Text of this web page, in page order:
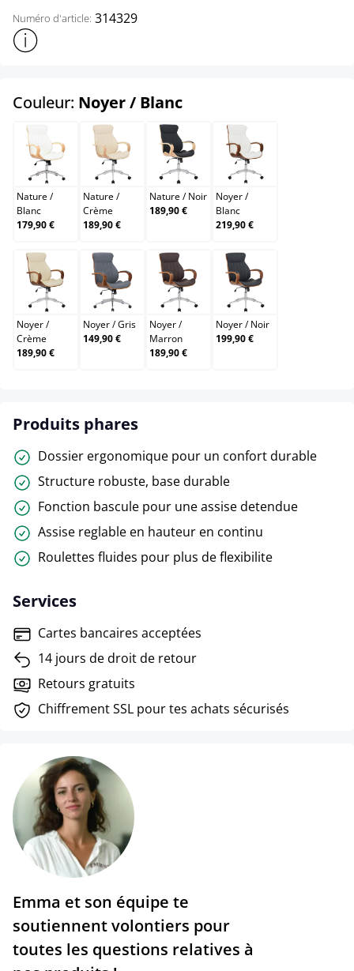
Numéro d'article: 314329
Afficher plus d'informations sur le produit
Couleur: Noyer / Blancselect
Nature / Blanc
Nature/
Blanc
179,90 €
Nature / Crème
Nature/
Crème
189,90 €
Nature / Noir
Nature/Noir
189,90 €
Noyer / Blanc
Noyer/
Blanc
219,90 €
Noyer / Crème
Noyer/
Crème
189,90 €
Noyer / Gris
Noyer/Gris
149,90 €
Noyer / Marron
Noyer/
Marron
189,90 €
Noyer / Noir
Noyer/Noir
199,90 €
Produits phares
Dossier ergonomique pour un confort durable
Structure robuste, base durable
Fonction bascule pour une assise detendue
Assise reglable en hauteur en continu
Roulettes fluides pour plus de flexibilite
Services
Cartes bancaires acceptées
14 jours de droit de retour
Retours gratuits
Chiffrement SSL pour tes achats sécurisés
Emma et son équipe te
soutiennent volontiers pour
toutes les questions relatives à